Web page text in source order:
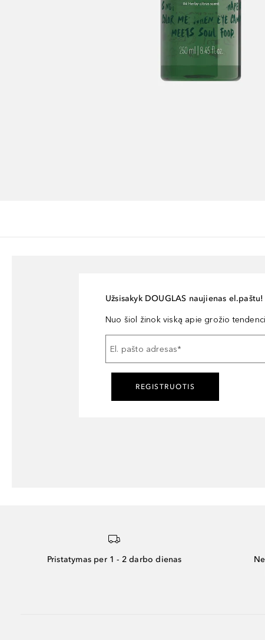
Užsisakyk DOUGLAS naujienas el.paštu!
Nuo šiol žinok viską apie grožio
El. pašto adresas*
REGISTRUOTIS
Pristatymas per 1 - 2 darbo dienas